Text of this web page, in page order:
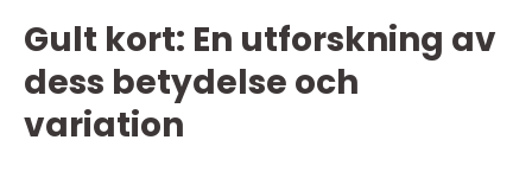
Gult kort: En utforskning av
dess betydelse och
variation